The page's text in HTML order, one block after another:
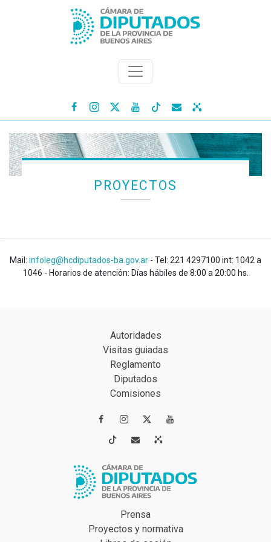
   
PROYECTOS
Mail: infoleg@hcdiputados-ba.gov.ar - Tel: 221 4297100 int: 1042 a
1046 - Horarios de atención: Días hábiles de 8:00 a 20:00 hs.
Autoridades
Visitas guiadas
Reglamento
Diputados
Comisiones
 
 
Prensa
Proyectos y normativa